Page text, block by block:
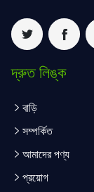
দ্রুত লিঙ্ক
বাড়ি
সম্পর্কিত
আমাদের পণ্য
প্রয়োগ